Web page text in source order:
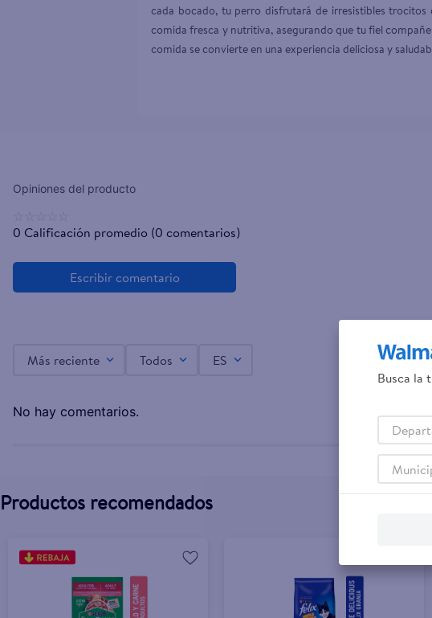
cada bocado, tu perro disfrutará de irresistibles
comida fresca y nutritiva, asegurando que tu fiel
comida se convierte en una experiencia deliciosa y
0 Calificación promedio (0 comentarios)
Más reciente Todos ES
No hay comentarios.
Productos recomendados
Busca la